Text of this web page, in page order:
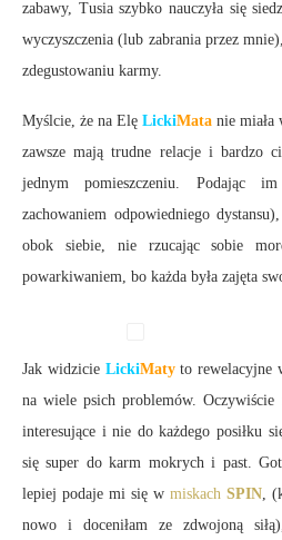
zabawy, Tusia szybko nauczyła się
wyczyszczenia (lub zabrania przez
zdegustowaniu karmy.
Myślcie, że na Elę LickiMata nie miała
zawsze mają trudne relacje i bardzo
jednym pomieszczeniu. Podając
zachowaniem odpowiedniego
obok siebie, nie rzucając sobie
powarkiwaniem, bo każda była zajęta
Jak widzicie LickiMatyto rewelacyjne
na wiele psich problemów. Oczywiście
interesujące i nie do każdego posiłku
się super do karm mokrych i past.
lepiej podaje mi się w miskach SPIN,
nowo i doceniłam ze zdwojoną